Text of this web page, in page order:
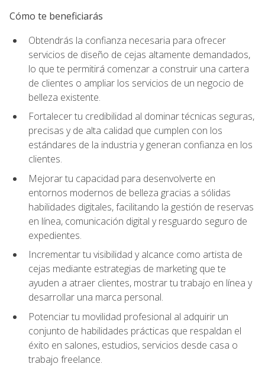
Cómo te beneficiarás
Obtendrás la confianza necesaria para ofrecer
servicios de diseño de cejas altamente demandados,
lo que te permitirá comenzar a construir una cartera
de clientes o ampliar los servicios de un negocio de
belleza existente.
Fortalecer tu credibilidad al dominar técnicas seguras,
precisas y de alta calidad que cumplen con los
estándares de la industria y generan confianza en los
clientes.
Mejorar tu capacidad para desenvolverte en
entornos modernos de belleza gracias a sólidas
habilidades digitales, facilitando la gestión de reservas
en línea, comunicación digital y resguardo seguro de
expedientes.
Incrementar tu visibilidad y alcance como artista de
cejas mediante estrategias de marketing que te
ayuden a atraer clientes, mostrar tu trabajo en línea y
desarrollar una marca personal.
Potenciar tu movilidad profesional al adquirir un
conjunto de habilidades prácticas que respaldan el
éxito en salones, estudios, servicios desde casa o
trabajo freelance.